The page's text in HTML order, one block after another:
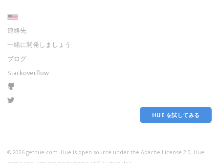
連絡先
一緒に開発しましょう
ブログ
Stackoverflow
HUE を試してみる
© 2026 gethue.com. Hue is open source under the Apache License 2.0. Hue